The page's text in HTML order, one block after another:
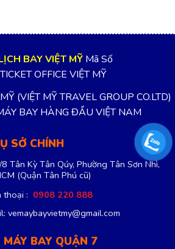
BAY VIỆT MỸ Mã Số
OFFICE VIỆT MỸ
(VIỆT MỸ TRAVEL GROUP CO.LTD)
BAY HÀNG ĐẦU VIỆT NAM
SỞ CHÍNH
Tân Kỳ Tân Qúy, Phường Tân Sơn Nhì,
(Quận Tân Phú cũ)
thoại : 0908 220 888
vemaybayvietmy@gmail.com
MÁY BAY QUẬN 7